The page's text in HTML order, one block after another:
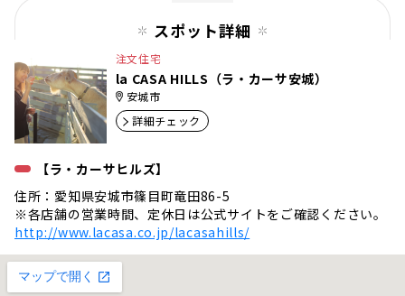
スポット詳細
注文住宅
la CASA HILLS（ラ・カーサ安城）
安城市
詳細チェック
【ラ・カーサヒルズ】
住所：愛知県安城市篠目町竜田86-5
※各店舗の営業時間、定休日は公式サイトをご確認ください。
http://www.lacasa.co.jp/lacasahills/